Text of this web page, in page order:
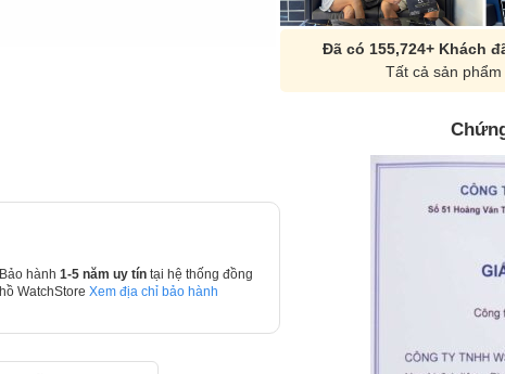
Bảo hành 1-5 năm uy tín tại hệ thống đồng
hồ WatchStore Xem địa chỉ bảo hành
Đã có 155,724+ Khách
Tất cả sản